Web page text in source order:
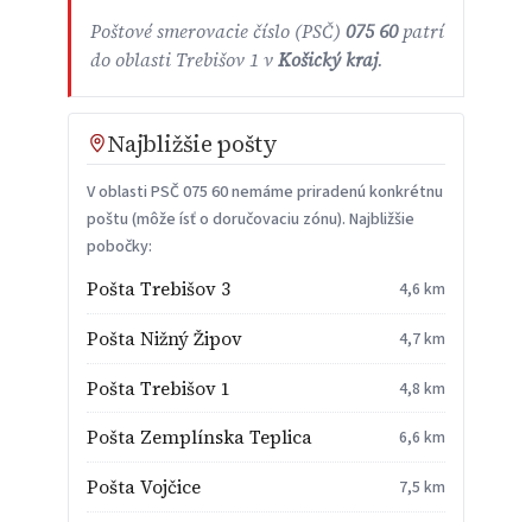
Poštové smerovacie číslo (PSČ) 075 60patrí
do oblasti Trebišov 1 vKošický kraj.
Najbližšie pošty
V oblasti PSČ 075 60 nemáme priradenú konkrétnu
poštu (môže ísť o doručovaciu zónu). Najbližšie
pobočky:
Pošta Trebišov 3 4,6 km
Pošta Nižný Žipov 4,7 km
Pošta Trebišov 1 4,8 km
Pošta Zemplínska Teplica 6,6 km
Pošta Vojčice 7,5 km